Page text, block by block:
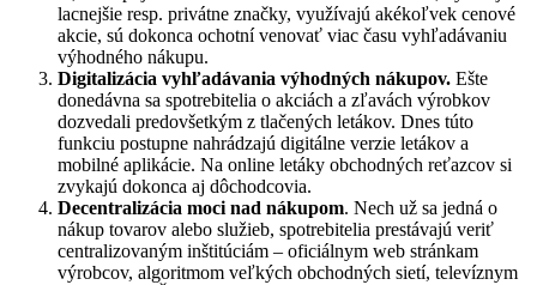
lacnejšie resp. privátne značky, využívajú akékoľvek cenové
akcie, sú dokonca ochotní venovať viac času vyhľadávaniu
výhodného nákupu.
Digitalizácia vyhľadávania výhodných nákupov. Ešte
donedávna sa spotrebitelia o akciách a zľavách výrobkov
dozvedali predovšetkým z tlačených letákov. Dnes túto
funkciu postupne nahrádzajú digitálne verzie letákov a
mobilné aplikácie. Na online letáky obchodných reťazcov si
zvykajú dokonca aj dôchodcovia.
Decentralizácia moci nad nákupom. Nech už sa jedná o
nákup tovarov alebo služieb, spotrebitelia prestávajú veriť
centralizovaným inštitúciám – oficiálnym web stránkam
výrobcov, algoritmom veľkých obchodných sietí, televíznym